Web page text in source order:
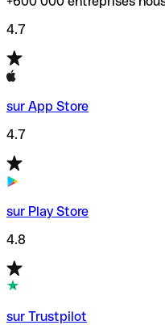
4.7
sur App Store
4.7
sur Play Store
4.8
sur Trustpilot